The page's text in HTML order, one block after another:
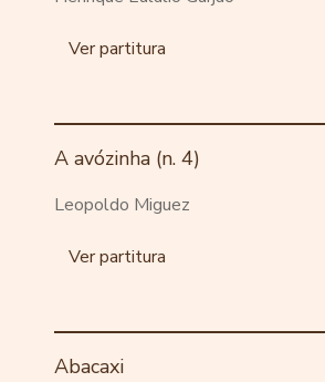
Ver partitura
A avózinha (n. 4)
Leopoldo Miguez
Ver partitura
Abacaxi